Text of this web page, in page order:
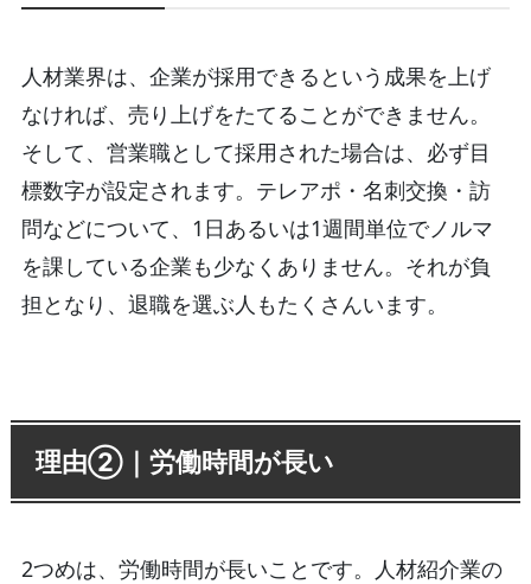
人材業界は、企業が採用できるという成果を上げ
なければ、売り上げをたてることができません。
そして、営業職として採用された場合は、必ず目
標数字が設定されます。テレアポ・名刺交換・訪
問などについて、1日あるいは1週間単位でノルマ
を課している企業も少なくありません。それが負
担となり、退職を選ぶ人もたくさんいます。
理由②｜労働時間が長い
2つめは、労働時間が長いことです。人材紹介業の